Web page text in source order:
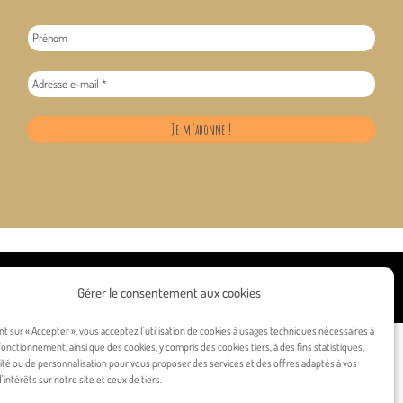
Gérer le consentement aux cookies
sur « Accepter », vous acceptez l'utilisation de cookies à usages techniques nécessaires à
ainsi que des cookies, y compris des cookies tiers, à des fins statistiques,
ou de personnalisation pour vous proposer des services et des offres adaptés à vos
sur notre site et ceux de tiers.